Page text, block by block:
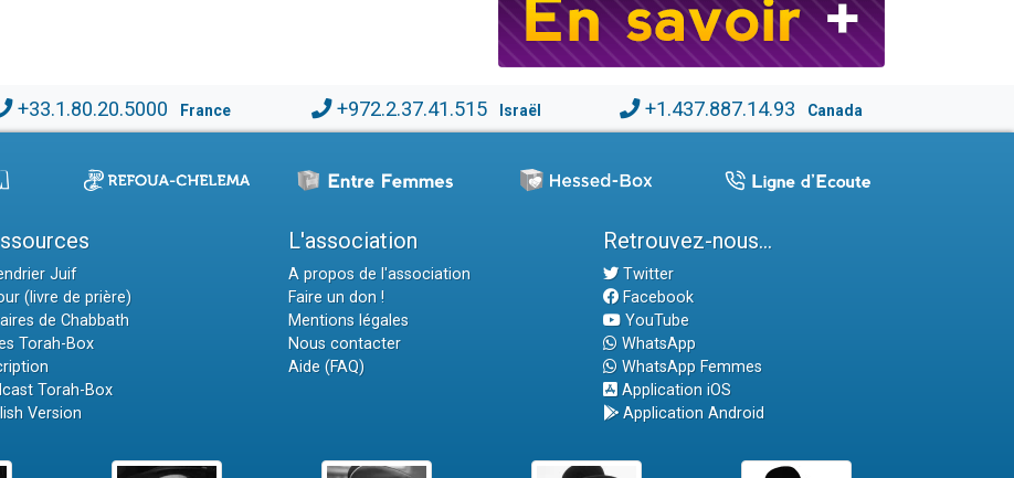
+33.1.80.20.5000 France +972.2.37.41.515 Israël +1.437.887.14.93 Canada
Juif
(livre de prière)
de Chabbath
Torah-Box
Torah-Box
Version
L'association
A propos de l'association
Faire un don !
Mentions légales
Nous contacter
Aide (FAQ)
Retrouvez-nous...
Twitter
Facebook
YouTube
WhatsApp
WhatsApp Femmes
Application iOS
Application Android